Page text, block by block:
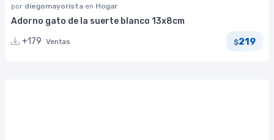
por diegomayorista en Hogar
Adorno gato de la suerte blanco 13x8cm
+179 Ventas $219